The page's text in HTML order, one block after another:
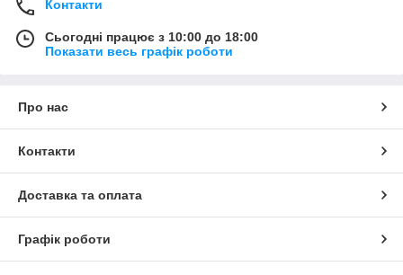
Контакти
Сьогодні працює з 10:00 до 18:00
Показати весь графік роботи
Про нас
Контакти
Доставка та оплата
Графік роботи